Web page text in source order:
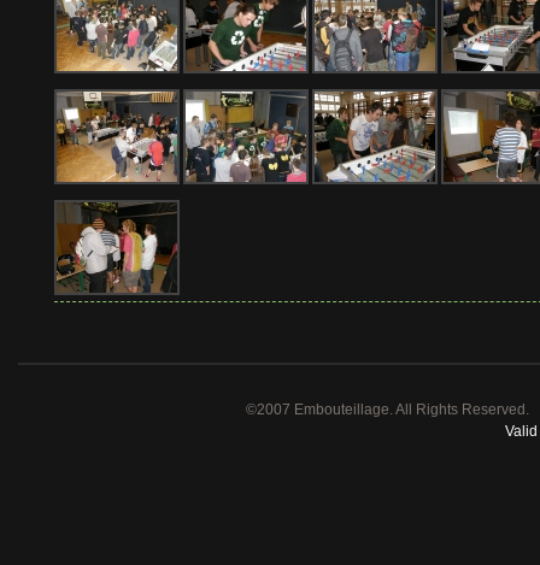
©2007 Embouteillage. All Rights
Valid